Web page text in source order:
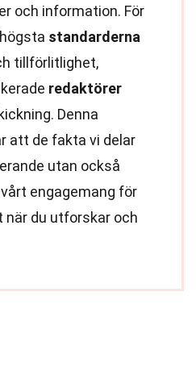
och information. För
standarderna
tillförlitlighet,
redaktörer
Denna
att de fakta vi delar
utan också
engagemang för
du utforskar och